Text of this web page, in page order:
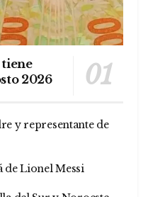
tiene
2026
y representante de
de Lionel Messi